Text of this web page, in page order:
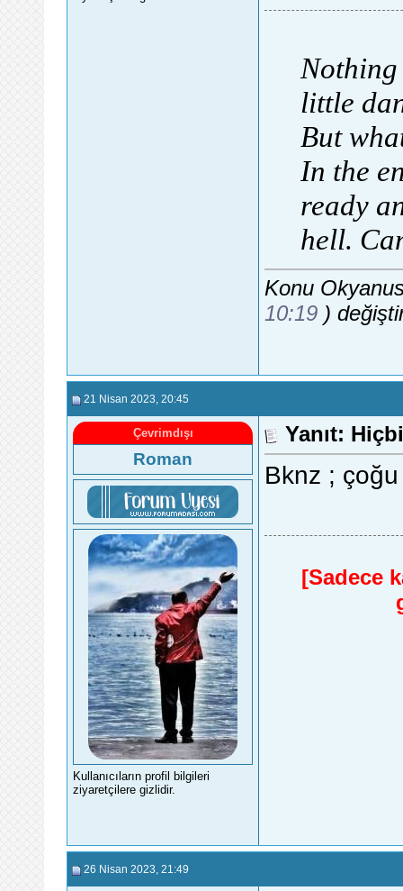
Nothing
little
But
In the
ready
hell.
Konu
10:19 )
21 Nisan 2023 , 20:45
Çevrimdışı
Roman
Kullanıcıların profil bilgileri
ziyaretçilere gizlidir.
Yanıt:
Bknz ;
[Sadece
26 Nisan 2023 , 21:49